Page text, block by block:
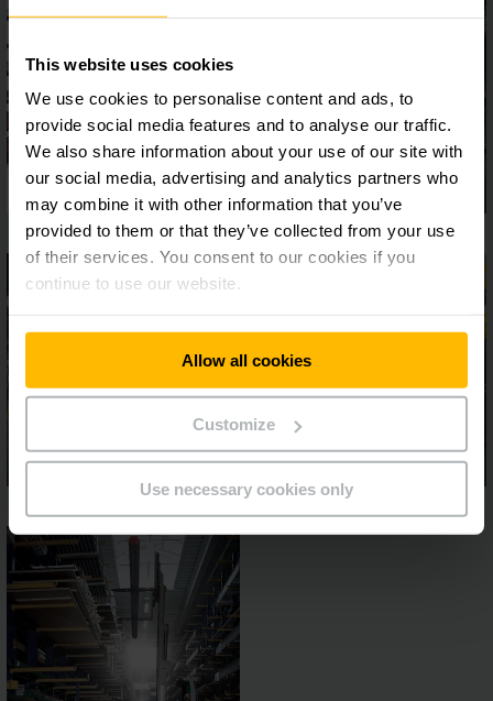
This website uses cookies
We use cookies to personalise content and ads, to
provide social media features and to analyse our traffic.
We also share information about your use of our site with
our social media, advertising and analytics partners who
may combine it with other information that you’ve
provided to them or that they’ve collected from your use
of their services. You consent to our cookies if you
continue to use our website.
Allow all cookies
Customize
Use necessary cookies only